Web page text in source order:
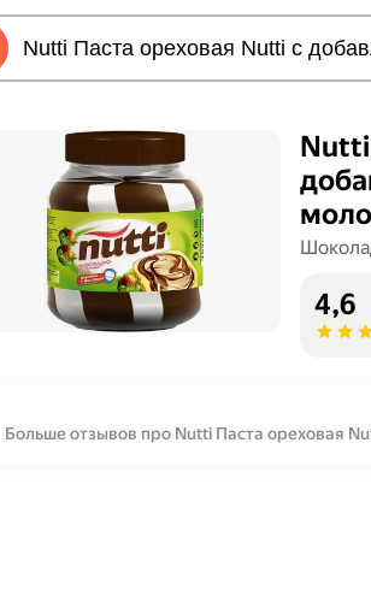
Nutti
4,6
Больше отзывов про Nutti Паста ореховая